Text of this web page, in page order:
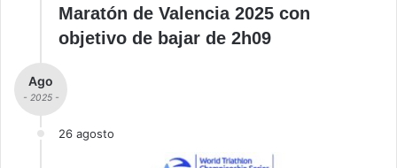
Maratón de Valencia 2025 con
objetivo de bajar de 2h09
Ago
- 2025 -
26 agosto